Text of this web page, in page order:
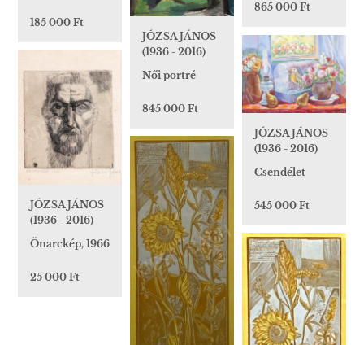
185 000 Ft
865 000 Ft
JÓZSA JÁNOS
(1936 - 2016)
Női portré
845 000 Ft
JÓZSA JÁNOS
(1936 - 2016)
Csendélet
545 000 Ft
JÓZSA JÁNOS
(1936 - 2016)
Önarckép, 1966
25 000 Ft